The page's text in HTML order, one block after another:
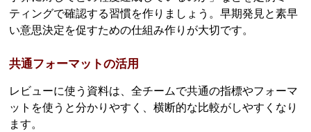
ティングで確認する習慣を作りましょう。早期発見と素早
い意思決定を促すための仕組み作りが大切です。
共通フォーマットの活用
レビューに使う資料は、全チームで共通の指標やフォーマ
ットを使うと分かりやすく、横断的な比較がしやすくなり
ます。